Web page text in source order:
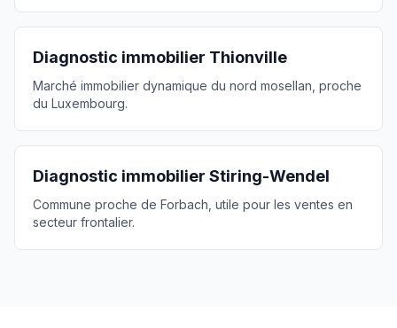
Diagnostic immobilier Thionville
Marché immobilier dynamique du nord mosellan, proche
du Luxembourg.
Diagnostic immobilier Stiring-Wendel
Commune proche de Forbach, utile pour les ventes en
secteur frontalier.